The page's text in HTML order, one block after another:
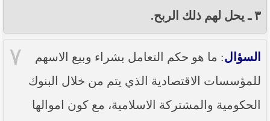
٣ ـ يحل لهم ذلك الربح.
٧ السؤال: ما هو حكم التعامل بشراء وبيع الاسهم
للمؤسسات الاقتصادية الذي يتم من خلال البنوك
الحكومية والمشتركة الاسلامية، مع كون اموالها